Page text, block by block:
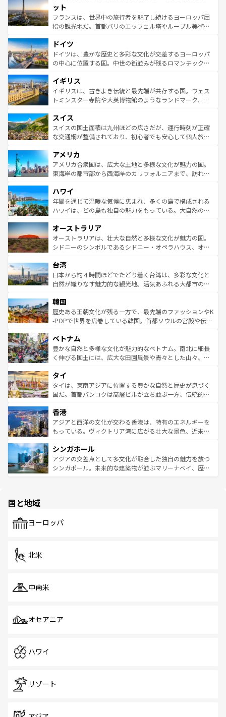
なお、新着のイタリア情報は
しい。
れる闘牛、そして美味しいタパスが生活の一部となってい
る。首都マドリードの洗練された雰囲気や、バルセロナの
アートに溢れた街角から、地方では古代ローマ遺跡や中世
せる。地方によって風土や気候が異なるスペインはその個
性で訪れる人を魅了する。 なお、新着のスペイン情報は コ
ンテンツ一覧を参照してほしい。
ット
フランスは、世界中の旅行者を魅了し続けるヨーロッパ屈
指の観光地だ。首都パリのエッフェル塔やルーブル美術館
で、幅広い魅力が詰まっている。華麗な宮殿、歴史的な大
聖堂、美しいビーチ、そして豊かな自然が、訪れる者を心
から魅了する。また、フランスは美食の国としても知ら
いる。シャンパンの発祥地であるランス、プロヴァンスの
香り高いラベンダー畑など、多彩な楽しみ方が可能だ。さ
らに、パリ以外の地域にも魅力が溢れており、どの街角に
れる地方に足を運ぶとそれぞれで全く異なる文化を体験で
きるだろう。 なお、新着のフランス情報はコンテンツ一覧
を参照してほしい。
ドイツ
ドイツは、豊かな歴史と多彩な文化が交差するヨーロッパ
の中心に位置する国。中世の街並みが残るロマンチック街
顔を持つこの国は、どこを歩いても飽きることがない。ベ
ルリンの文化的活気、バイエルン州のアルプスの絶景、そ
してライン川沿いのワイン畑といった風景は必見。ビール
は、お酒好きな人にはぜひ体験してほしい。 なお、新着の
ドイツ情報はコンテンツ一覧を参照してほしい。
イギリス
イギリスは、古きよき伝統と最先端が共存する国。ウェス
トミンスター寺院や大英博物館のようなランドマーク、歴
リアごとに異なる魅力がある。また、優雅なアフタヌーン
ティー、ビール好きにはたまらない英国パブ、サッカー観
戦など、本場だからこそできる体験も豊富。イギリスを旅
ンツ一覧を参照してほしい。
スイス
スイスの国土面積は九州ほどの広さだが、運行時刻が正確
な交通網が整備されており、初心者でも安心して個人旅行
の建物がそのまま残る町や、スイスならではのユニークな
博物館もあり、アルプス観光だけでなく町歩きも満喫する
ことができる。国民の所得が高いため物価も高いが、旅行
ば市内交通費無料で観光を楽しむこともできる。 なお、新
着のスイス情報はコンテンツ一覧 を参照してほしい。
アメリカ
アメリカ合衆国は、広大な土地と多様な文化が魅力の国。
東海岸の都市部から西海岸のカリフォルニアまで、訪れる
のような巨大都市は、観光、ショッピング、エンターテイ
ンメントが詰まった刺激的なスポットだ。一方、アメリカ
西部には大自然が広がり、グランドキャニオンやイエロー
部のニューオーリンズでは、音楽と美食が融合した独特の
文化が魅力。旅行者はアメリカの各地域で異なる魅力を楽
しみながら、その多様性と豊かな歴史を感じることができ
ならではの贅沢な旅のスタイルだ。 なお、新着のアメリカ
情報はコンテンツ一覧を参照してほしい。
ハワイ
年間を通じて温暖な気候に恵まれ、多くの島で構成される
ハワイは、どの島も独自の魅力をもっている。大自然の神
ワイ島は見逃せない。また、定番の観光地といえばオアフ
島だが、静かな自然を求めるならマウイ島やカウアイ島が
おすすめ。エメラルドグリーンに輝く海をはじめ、豊かな
れるおもてなしの心で訪れる人々を迎えてくれるハワイの
人々、おいしいローカルフードやハワイアンミュージッ
ク、伝統的なフラダンスなど、すべてがハワイの魅力を彩
ワイを、存分に味わってほしい。 なお、新着のハワイ情報
はコンテンツ一覧を参照してほしい。
オーストラリア
オーストラリアは、壮大な自然と多様な文化が魅力の国。
シドニーのシンボルであるシドニー・オペラハウス、オー
リアリーフや大陸中央部にそびえるウルル（エアーズロッ
ク）、タスマニアの美しい原生林やケアンズの熱帯雨林な
ど、見どころがたくさん。また、カフェやワイン、オージ
いる。アクティビティも充実しており、サーフィンやダイ
ビング、ハイキングなど、アウトドア好きにはたまらな
い。オーストラリアの多彩な魅力を存分に味わいつくそ
参照してほしい。
台湾
日本から約４時間ほどでたどり着く台湾は、多彩な文化と
自然が織りなす魅力的な観光地。活気あふれる大都市の台
ン）、静ひつな山岳地帯である台湾東部など、都市の喧騒
と山間の静けさが共存しており、訪れる人に新しい発見と
驚きをもたらしてくれる。また、奥深い台湾の食文化も魅
容にもいいと評判のスイーツなど、バラエティ豊かな料理
が味わえる。 なお、新着の台湾情報は コンテンツ一覧を参
照してほしい。
韓国
歴史ある王朝文化が残る一方で、最先端のファッションやK
-POPで世界を席巻している韓国。首都ソウルの宮殿や伝統
き、地方に足を延ばせば四季折々の自然美を楽しむことが
できる。そして、キムチや焼肉、絶品のストリートフード
まで、さまざまな韓国料理が待っている。夜には、韓国な
リティに包まれながら、韓国の多彩な魅力を心ゆくまで味
わってみてほしい。 なお、新着の韓国情報はコンテンツ一
覧を参照してほしい。
ベトナム
豊かな自然と多様な文化が魅力的なベトナム。南北に細長
く伸びる国土には、広大な田園風景や青々とした山々、世
急速な発展と共に伝統が息づく。ハノイの古い町並みやホ
ーチミン市のフランス統治時代の建物も、独特の雰囲気を
醸し出している。また、バラエティの豊かさとおいしさで
とつ。フォーやバインミー、ベトナムコーヒーなどは、ぜ
ひ現地で味わいたい。どの地域を訪れてもあたたかい人々
が旅行者を迎えてくれるので、きっと忘れられない旅にな
参照してほしい。
タイ
タイは、東南アジアに位置する豊かな自然と歴史が息づく
国だ。首都バンコクは高層ビルが立ち並ぶ一方、伝統的な
の活気が交差している。北部ではチェンマイなどの山岳地
帯で自然と触れ合い、南部ではプーケットやクラビの美し
いビーチでリゾート気分を楽しむことができる。タイ料理
激する。気候は一年中温暖で、どの季節にも異なる楽しみ
が待っている。親しみやすいタイの人々、仏教を中心とし
た文化、そして多様な観光資源が、訪れる旅人を魅了し続
香港
アジアと西洋の文化が交わる香港は、特有のエネルギーを
もっている。ヴィクトリア湾に広がる壮大な景色、近未来
み、どこを訪れても感動するはず。観光スポットが密集し
ており、効率よく見どころを回れるのも魅力。息をのむよ
うな絶景から文化的な体験まで、香港を存分に楽しみ尽く
シンガポール
アジアの交差点として多文化が融合した独自の魅力を放つ
シンガポール。未来的な建築物が並ぶマリーナベイ、歴史
で、ホーカーズは地元の風情を楽しめる外せないスポット
国と地域
ヨーロッパ
北米
中南米
オセアニア
ハワイ
リゾート